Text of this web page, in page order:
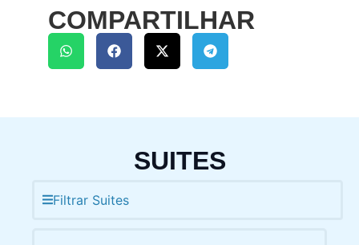
COMPARTILHAR
SUITES
Filtrar Suites